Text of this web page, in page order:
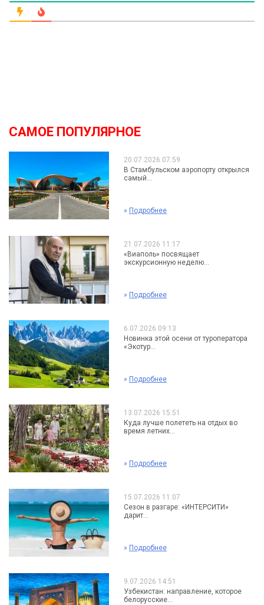
САМОЕ ПОПУЛЯРНОЕ
20.07.2026 07:59
В Стамбульском аэропорту открылся
самый...
» Подробнее
21.07.2026 11:17
«Виаполь» посвящает
экскурсионную неделю...
» Подробнее
6.07.2026 09:13
Новинка этой осени от туроператора
«Экотур...
» Подробнее
13.07.2026 15:51
Куда лучше полететь на отдых во
время летних...
» Подробнее
15.07.2026 11:07
Сезон в разгаре: «ИНТЕРСИТИ»
дарит...
» Подробнее
9.07.2026 14:51
Узбекистан: направление, которое
белорусские...